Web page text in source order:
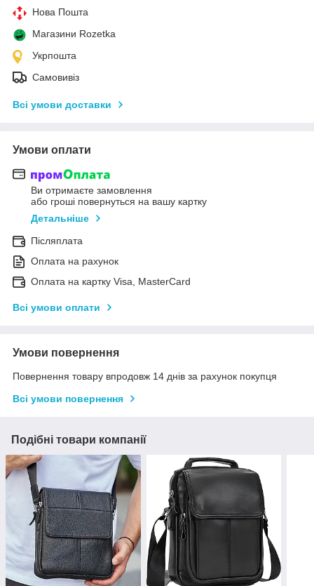
Нова Пошта
Магазини Rozetka
Укрпошта
Самовивіз
Всі умови доставки
Умови оплати
Ви отримаєте замовлення
або гроші повернуться на вашу картку
Детальніше
Післяплата
Оплата на рахунок
Оплата на картку Visa, MasterCard
Всі умови оплати
Умови повернення
Повернення товару впродовж 14 днів за рахунок покупця
Всі умови повернення
Подібні товари компанії